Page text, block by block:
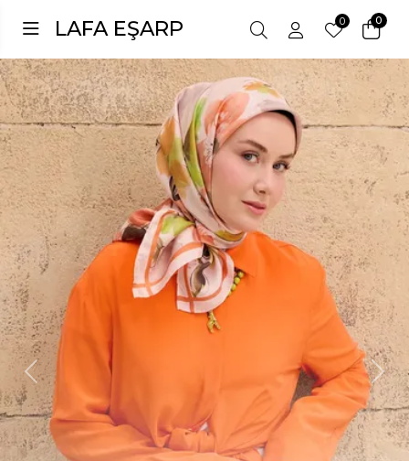
LAFA EŞARP 0
0
Previous Next